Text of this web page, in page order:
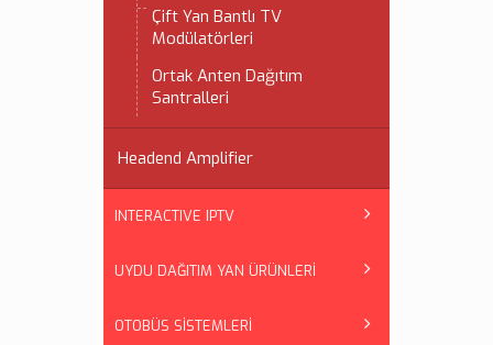
Çift Yan Bantlı TV
Modülatörleri
Ortak Anten Dağıtım
Santralleri
Headend Amplifier
INTERACTIVE IPTV
UYDU DAĞITIM YAN ÜRÜNLERİ
OTOBÜS SİSTEMLERİ